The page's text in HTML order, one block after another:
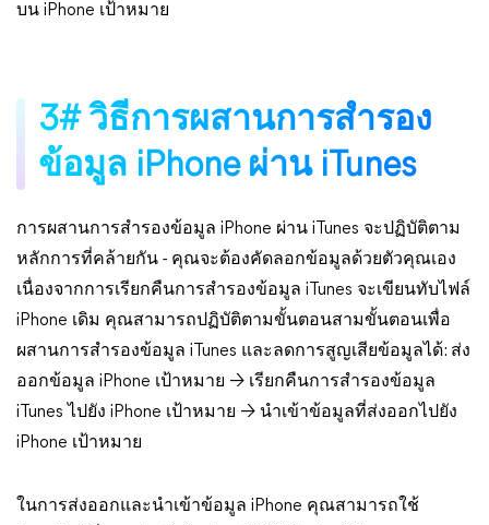
บน iPhone เป้าหมาย
3# วิธีการผสานการสำรอง
ข้อมูล iPhone ผ่าน iTunes
การผสานการสำรองข้อมูล iPhone ผ่าน iTunes จะปฏิบัติตาม
หลักการที่คล้ายกัน - คุณจะต้องคัดลอกข้อมูลด้วยตัวคุณเอง
เนื่องจากการเรียกคืนการสำรองข้อมูล iTunes จะเขียนทับไฟล์
iPhone เดิม คุณสามารถปฏิบัติตามขั้นตอนสามขั้นตอนเพื่อ
ผสานการสำรองข้อมูล iTunes และลดการสูญเสียข้อมูลได้: ส่ง
ออกข้อมูล iPhone เป้าหมาย → เรียกคืนการสำรองข้อมูล
iTunes ไปยัง iPhone เป้าหมาย → นำเข้าข้อมูลที่ส่งออกไปยัง
iPhone เป้าหมาย
ในการส่งออกและนำเข้าข้อมูล iPhone คุณสามารถใช้